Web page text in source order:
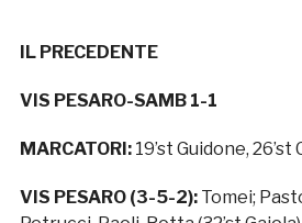
IL PRECEDENTE
VIS PESARO-SAMB 1-1
MARCATORI:19’st Guidone, 26’st
VIS PESARO (3-5-2):Tomei;